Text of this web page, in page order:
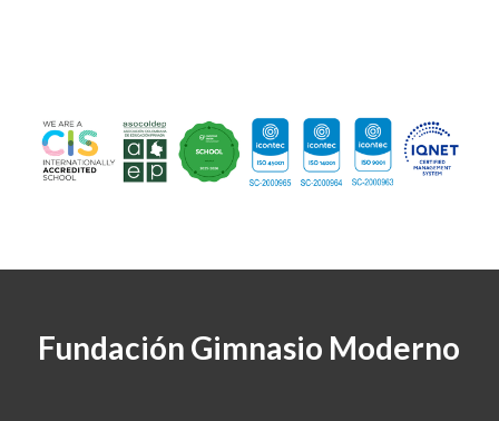
Fundación Gimnasio Moderno